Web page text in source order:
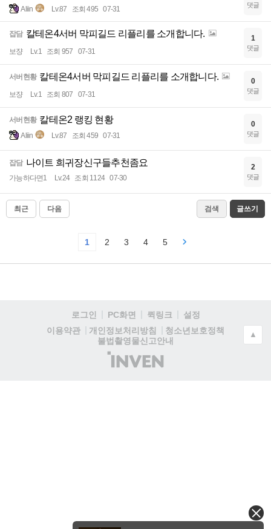
Aliin Lv.87 조회 495 07-31 댓글
잡담 칼테온4서버 막피길드 리플리를 소개합니다.
보쟝 Lv.1 조회 957 07-31
1
댓글
서버현황 칼테온4서버 막피길드 리플리를 소개합니다.
보쟝 Lv.1 조회 807 07-31
0
댓글
서버현황 칼테온2 랭킹 현황
Aliin Lv.87 조회 459 07-31
0
댓글
잡담 나이트 희귀장신구들추천좀요
가능하다면1 Lv.24 조회 1124 07-30
2
댓글
최근 다음 검색 글쓰기
1 2 3 4 5
로그인 PC화면 퀵링크
설정
이용약관
개인정보처리방침
청소년보호정책
불법촬영물신고안내
(주)
인
▲